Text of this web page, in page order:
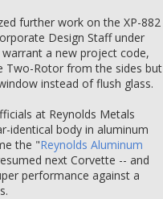
further work on the XP-882
Design Staff under
a new project code,
Two-Rotor from the sides but
instead of flush glass.
at Reynolds Metals
identical body in aluminum
the "Reynolds Aluminum
next Corvette -- and
performance against a